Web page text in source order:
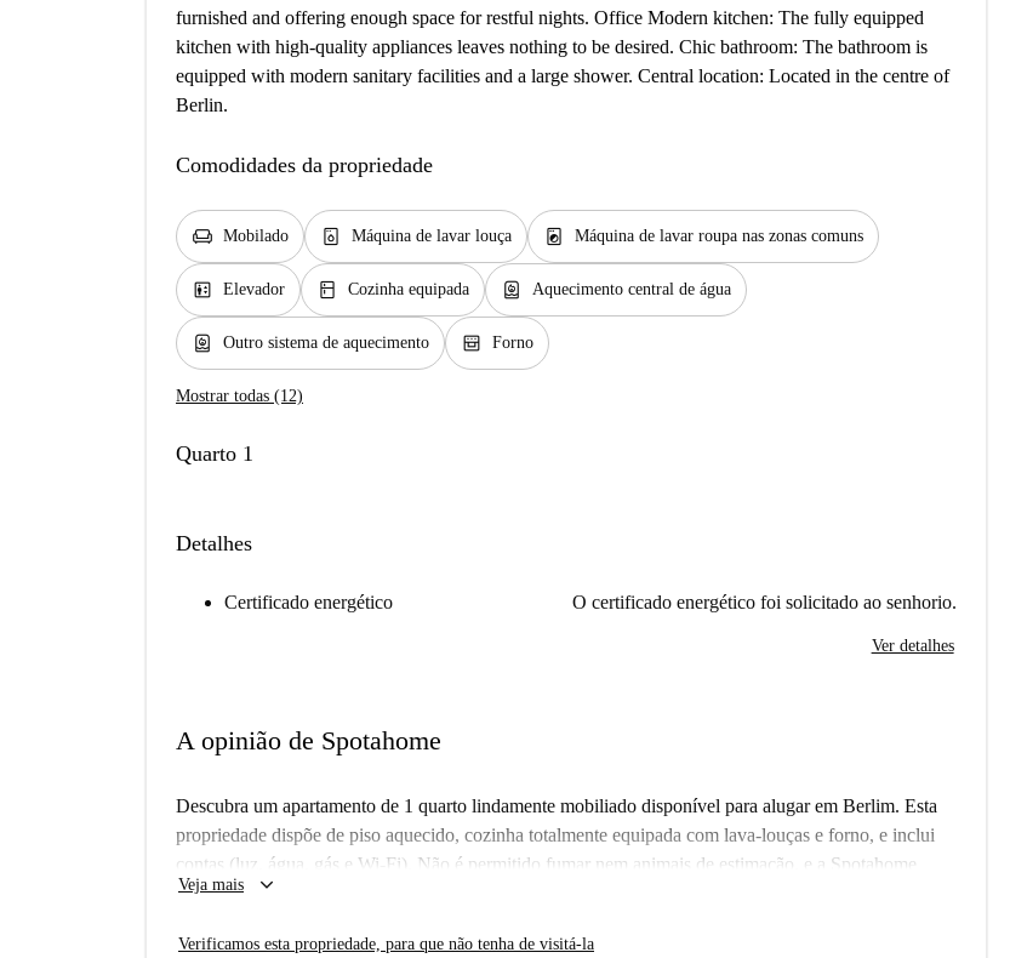
furnished and offering enough space for restful nights. Office Modern kitchen: The fully equipped
kitchen with high-quality appliances leaves nothing to be desired. Chic bathroom: The bathroom is
equipped with modern sanitary facilities and a large shower. Central location: Located in the centre of
Berlin.
Comodidades da propriedade
chair Mobilado dishwasher_gen Máquina de lavar louça local_laundry_service Máquina de lavar roupa nas zonas comuns
elevator Elevador kitchen Cozinha equipada water_heater Aquecimento central de água
water_heater Outro sistema de aquecimento oven_gen Forno
Mostrar todas (12)
Quarto 1
Detalhes
Certificado energético O certificado energético foi solicitado ao senhorio.
Ver detalhes
A opinião de Spotahome
Descubra um apartamento de 1 quarto lindamente mobiliado disponível para alugar em Berlim. Esta
propriedade dispõe de piso aquecido, cozinha totalmente equipada com lava-louças e forno, e inclui
contas (luz, água, gás e Wi-Fi). Não é permitido fumar nem animais de estimação, e a Spotahome
verificou pessoalmente esta propriedade para garantir os padrões de qualidade. Perfeito para solteiros
Veja mais keyboard_arrow_down
Verificamos esta propriedade, para que não tenha de visitá-la